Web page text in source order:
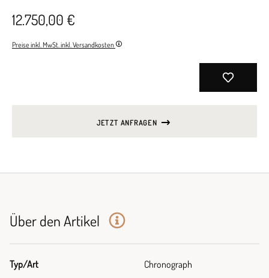
12.750,00 €
Preise inkl. MwSt. inkl. Versandkosten
JETZT ANFRAGEN
Über den Artikel
Typ/Art Chronograph